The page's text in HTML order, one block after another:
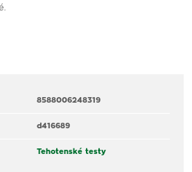
8588006248319
d416689
Tehotenské testy